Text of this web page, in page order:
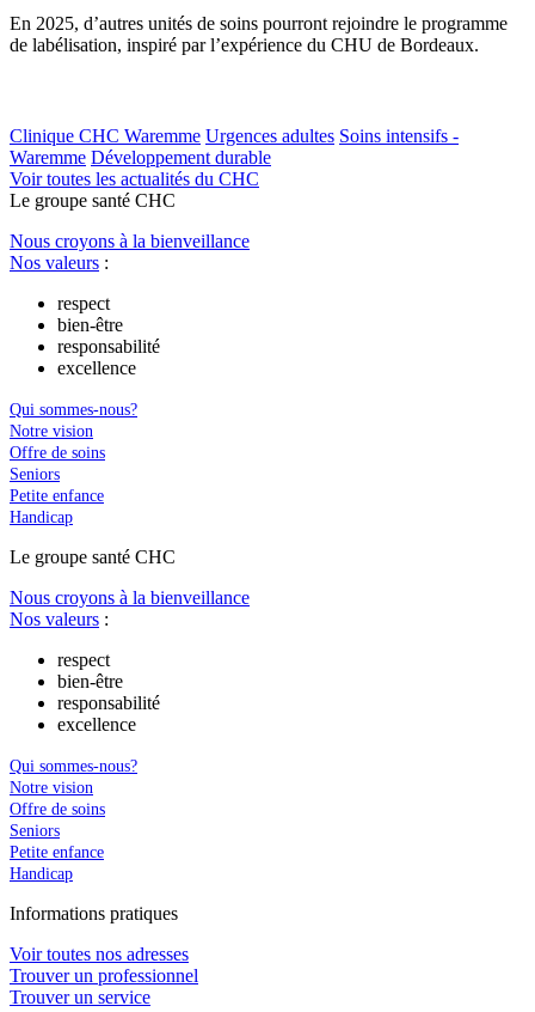
En 2025, d’autres unités de soins pourront rejoindre le programme
de labélisation, inspiré par l’expérience du CHU de Bordeaux.
Clinique CHC Waremme Urgences adultes Soins intensifs -
Waremme Développement durable
Voir toutes les actualités du CHC
Le groupe santé CHC
Nous croyons à la bienveillance
Nos valeurs :
respect
bien-être
responsabilité
excellence
Qui sommes-nous?
Notre vision
Offre de soins
Seniors
Petite enfance
Handicap
Le groupe santé CHC
Nous croyons à la bienveillance
Nos valeurs :
respect
bien-être
responsabilité
excellence
Qui sommes-nous?
Notre vision
Offre de soins
Seniors
Petite enfance
Handicap
Informations pratiques
Voir toutes nos adresses
Trouver un professionnel
Trouver un service